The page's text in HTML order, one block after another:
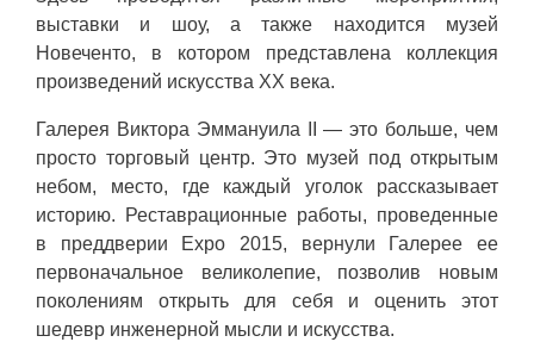
выставки и шоу, а также находится музей
Новеченто, в котором представлена коллекция
произведений искусства XX века.
Галерея Виктора Эммануила II — это больше, чем
просто торговый центр. Это музей под открытым
небом, место, где каждый уголок рассказывает
историю. Реставрационные работы, проведенные
в преддверии Expo 2015, вернули Галерее ее
первоначальное великолепие, позволив новым
поколениям открыть для себя и оценить этот
шедевр инженерной мысли и искусства.